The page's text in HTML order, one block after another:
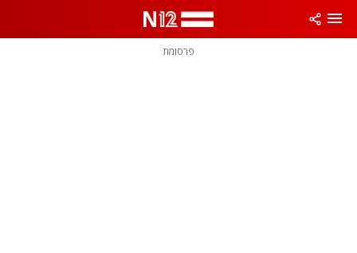
פרסומת